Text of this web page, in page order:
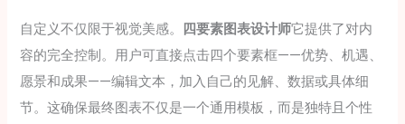
自定义不仅限于视觉美感。 四要素图表设计师它提供了对内
容的完全控制。用户可直接点击四个要素框——优势、机遇、
愿景和成果——编辑文本，加入自己的见解、数据或具体细
节。这确保最终图表不仅是一个通用模板，而是独特且个性